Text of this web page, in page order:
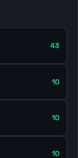
43
10
10
10